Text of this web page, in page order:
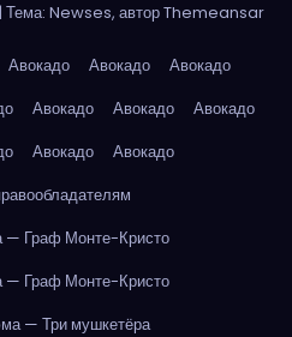
| Тема: Newses, авторThemeansar
Авокадо Авокадо
Авокадо
Авокадо Авокадо
Авокадо
Авокадо
Авокадо
Граф Монте-Кристо
Граф Монте-Кристо
— Три мушкетёра